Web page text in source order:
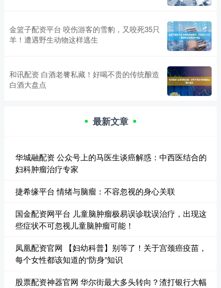
金篮子配资平台 咬伤游客的雪豹，又咬死35只
羊！遭遇野生动物这样逃生
和讯配资 白酒老餮私藏！好喝不贵的传统酿造
白酒大盘点
最新文章
华城融配资 公众号上的马医生谈癌解惑：中西医结合的
妇科肿瘤治疗专家
捷希缘平台 情绪与脑瘤：不容忽视的身心关联
国金配资网平台 儿童脑肿瘤极易误诊耽误治疗，出现这
些症状不可忽视儿童脑肿瘤可能！
凤凰配资官网 【妇幼科普】别等了！关于宫颈癌疫苗，
每个女性都该知道的“防身”知识
股票配资神器官网 华尔街最大多头转向？渣打银行大幅